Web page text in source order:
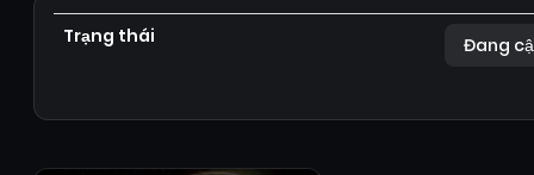
Trạng thái Đang